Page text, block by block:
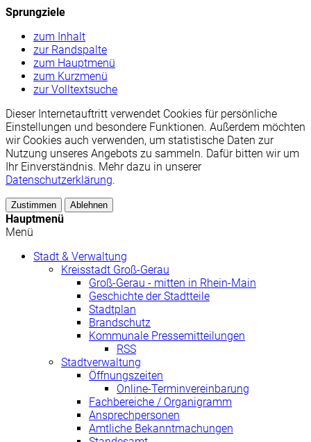
Sprungziele
zum Inhalt
zur Randspalte
zum Hauptmenü
zum Kurzmenü
zur Volltextsuche
Dieser Internetauftritt verwendet Cookies für persönliche
Einstellungen und besondere Funktionen. Außerdem möchten
wir Cookies auch verwenden, um statistische Daten zur
Nutzung unseres Angebots zu sammeln. Dafür bitten wir um
Ihr Einverständnis. Mehr dazu in unserer
Datenschutzerklärung.
Zustimmen Ablehnen
Hauptmenü
Menü
Stadt & Verwaltung
Kreisstadt Groß-Gerau
Groß-Gerau - mitten in Rhein-Main
Geschichte der Stadtteile
Stadtplan
Brandschutz
Kommunale Pressemitteilungen
RSS
Stadtverwaltung
Öffnungszeiten
Online-Terminvereinbarung
Fachbereiche / Organigramm
Ansprechpersonen
Amtliche Bekanntmachungen